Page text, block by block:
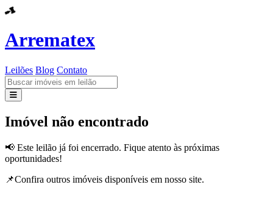
Arrematex
Leilões Blog Contato
Leilões
Imóvel não encontrado
📢 Este leilão já foi encerrado. Fique atento às próximas
oportunidades!
📌Confira outros imóveis disponíveis em nosso site.